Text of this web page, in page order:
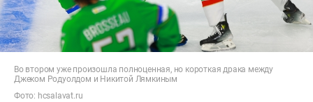
Во втором уже произошла полноценная, но короткая драка между
Джеком Родуолдом и Никитой Лямкиным
Фото: hcsalavat.ru